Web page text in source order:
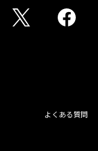
よくある質問